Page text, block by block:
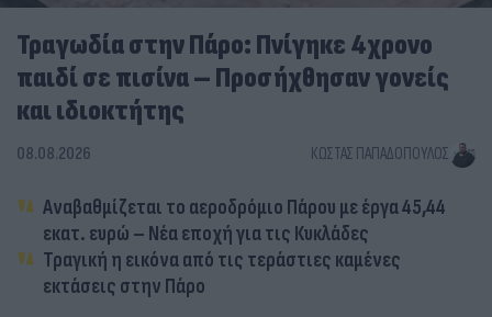
Τραγωδία στην Πάρο: Πνίγηκε 4χρονο
παιδί σε πισίνα – Προσήχθησαν γονείς
και ιδιοκτήτης
08.08.2026 ΚΏΣΤΑΣ ΠΑΠΑΔΌΠΟΥΛΟΣ
Αναβαθμίζεται το αεροδρόμιο Πάρου με έργα 45,44
εκατ. ευρώ – Νέα εποχή για τις Κυκλάδες
Τραγική η εικόνα από τις τεράστιες καμένες
εκτάσεις στην Πάρο